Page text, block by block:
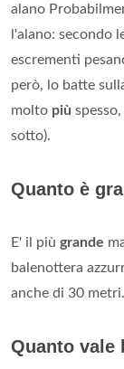
alano
l'alano: secondo
escrementi
però, lo batte
molto più
sotto).
Quanto è
E' il più grande
balenottera
anche di 30 metri.
Quanto vale